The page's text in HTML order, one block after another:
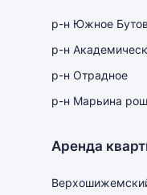
р-н Южное
р-н
р-н Отрадное
р-н Марьина
Аренда